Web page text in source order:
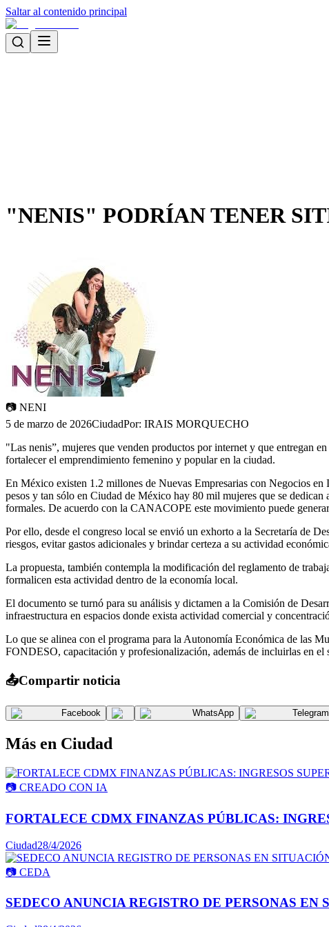
Saltar al contenido principal
"NENIS" PODRÍAN TENER
📷 NENI
5 de marzo de 2026CiudadPor: IRAIS MORQUECHO
"Las nenis”, mujeres que venden productos por internet y que entregan
fortalecer el emprendimiento femenino y popular en la ciudad.
En México existen 1.2 millones de Nuevas Empresarias con Negocios
pesos y tan sólo en Ciudad de México hay 80 mil mujeres que se
formales. De acuerdo con la CANACOPE este movimiento puede
Por ello, desde el congreso local se envió un exhorto a la Secretaría de
riesgos, evitar gastos adicionales y brindar certeza a su actividad
La propuesta, también contempla la modificación del reglamento de
formalicen esta actividad dentro de la economía local.
El documento se turnó para su análisis y dictamen a la Comisión de
infraestructura en espacios donde exista actividad comercial y
Lo que se alinea con el programa para la Autonomía Económica de las
FONDESO, capacitación y profesionalización, además de incluirlas en el
📤Compartir noticia
Facebook WhatsApp Telegram
Más en Ciudad
📷 CREADO CON IA
FORTALECE CDMX FINANZAS PÚBLICAS:
Ciudad28/4/2026
📷 CEDA
SEDECO ANUNCIA REGISTRO DE PERSONAS